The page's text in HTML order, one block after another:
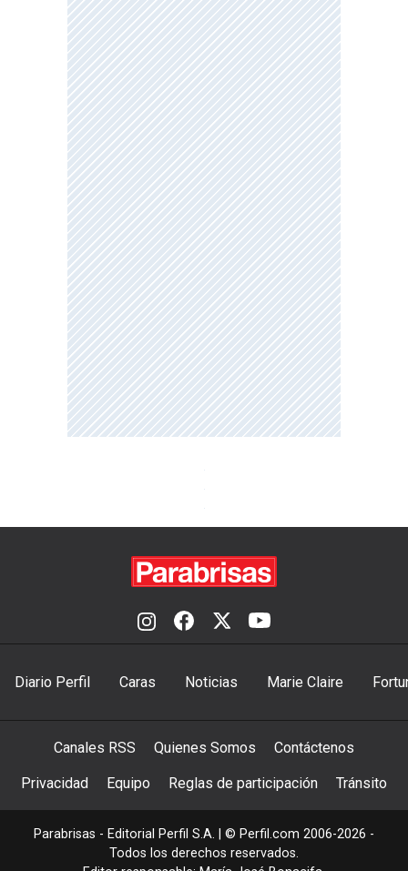
Diario Perfil Caras Noticias Marie Claire
Canales RSS Quienes Somos Contáctenos
Privacidad Equipo Reglas de participación Tránsito
Parabrisas - Editorial Perfil S.A. | © Perfil.com 2006-2026 -
Todos los derechos reservados.